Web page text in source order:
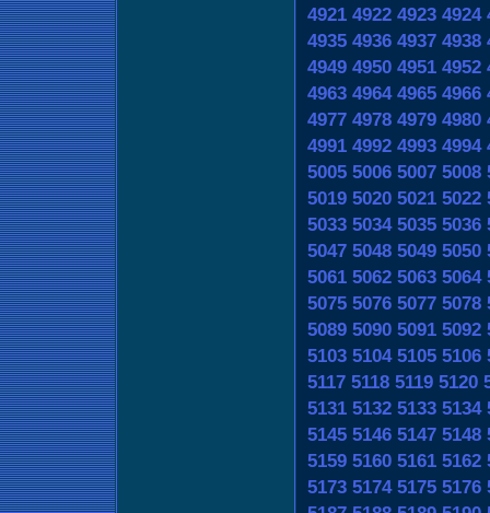
4921 4922 4923 4924
4935 4936 4937 4938
4949 4950 4951 4952
4963 4964 4965 4966
4977 4978 4979 4980
4991 4992 4993 4994
5005 5006 5007 5008
5019 5020 5021 5022
5033 5034 5035 5036
5047 5048 5049 5050
5061 5062 5063 5064
5075 5076 5077 5078
5089 5090 5091 5092
5103 5104 5105 5106
5117 5118 5119 5120
5131 5132 5133 5134
5145 5146 5147 5148
5159 5160 5161 5162
5173 5174 5175 5176